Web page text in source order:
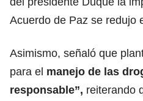
Acuerdo de Paz se redujo
Asimismo, señaló que
para el manejo de las
responsable”, reiterando